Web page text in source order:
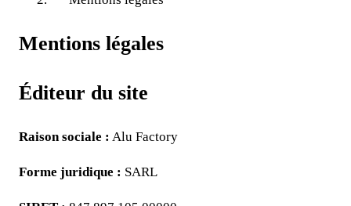
Mentions légales
Éditeur du site
Raison sociale : Alu Factory
Forme juridique : SARL